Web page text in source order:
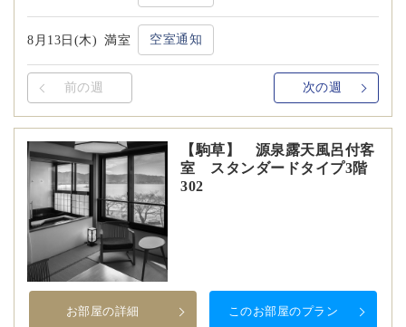
8月13日(木) 満室 空室通知
前の週 次の週
【駒草】 源泉露天風呂付客
室 スタンダードタイプ3階
302
お部屋の詳細 このお部屋のプラン